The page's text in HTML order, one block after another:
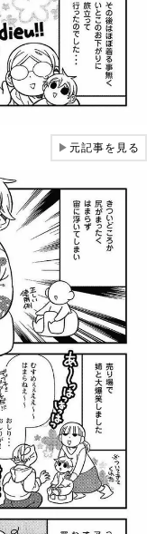
▶元記事を見る